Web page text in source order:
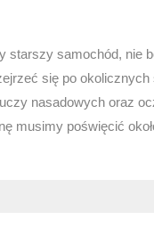
samochód, nie
się po
nasadowych oraz
musimy poświęcić